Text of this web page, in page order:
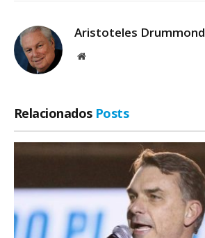
Aristoteles Drummond
Site
Relacionados Posts